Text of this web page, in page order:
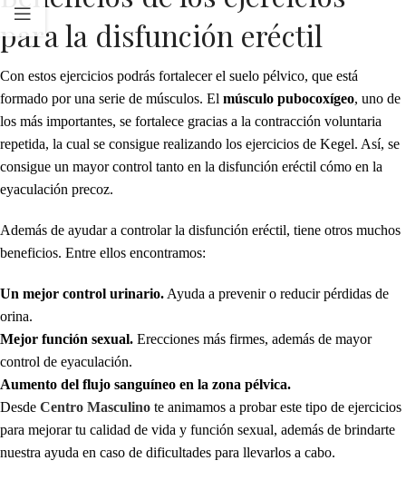
para la disfunción eréctil
Con estos ejercicios podrás fortalecer el suelo pélvico, que está
formado por una serie de músculos. El músculo pubocoxígeo, uno de
los más importantes, se fortalece gracias a la contracción voluntaria
repetida, la cual se consigue realizando los ejercicios de Kegel. Así, se
consigue un mayor control tanto en la disfunción eréctil cómo en la
eyaculación precoz.
Además de ayudar a controlar la disfunción eréctil, tiene otros muchos
beneficios. Entre ellos encontramos:
Un mejor control urinario. Ayuda a prevenir o reducir pérdidas de
orina.
Mejor función sexual. Erecciones más firmes, además de mayor
control de eyaculación.
Aumento del flujo sanguíneo en la zona pélvica.
Desde Centro Masculino te animamos a probar este tipo de ejercicios
para mejorar tu calidad de vida y función sexual, además de brindarte
nuestra ayuda en caso de dificultades para llevarlos a cabo.